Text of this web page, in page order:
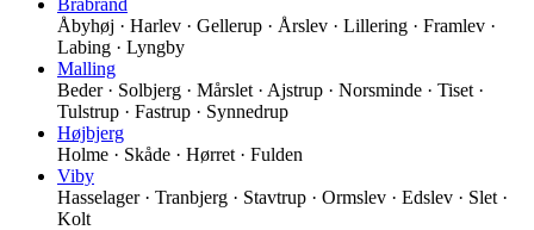
Åbyhøj · Harlev · Gellerup · Årslev · Lillering · Framlev ·
Labing · Lyngby
Malling
Beder · Solbjerg · Mårslet · Ajstrup · Norsminde · Tiset ·
Tulstrup · Fastrup · Synnedrup
Højbjerg
Holme · Skåde · Hørret · Fulden
Viby
Hasselager · Tranbjerg · Stavtrup · Ormslev · Edslev · Slet ·
Kolt